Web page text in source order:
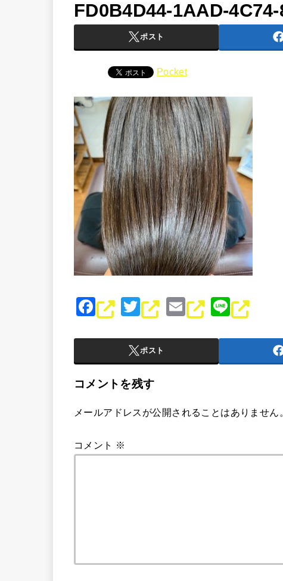
FD0B4D44-1AAD-
ポスト
Pocket
F
a
c
e
b
o
k
T
wi
tt
er
E
m
ai
l
Li
n
e
ポスト
コメントを残す
メールアドレスが公開されることはありません
コメント ※